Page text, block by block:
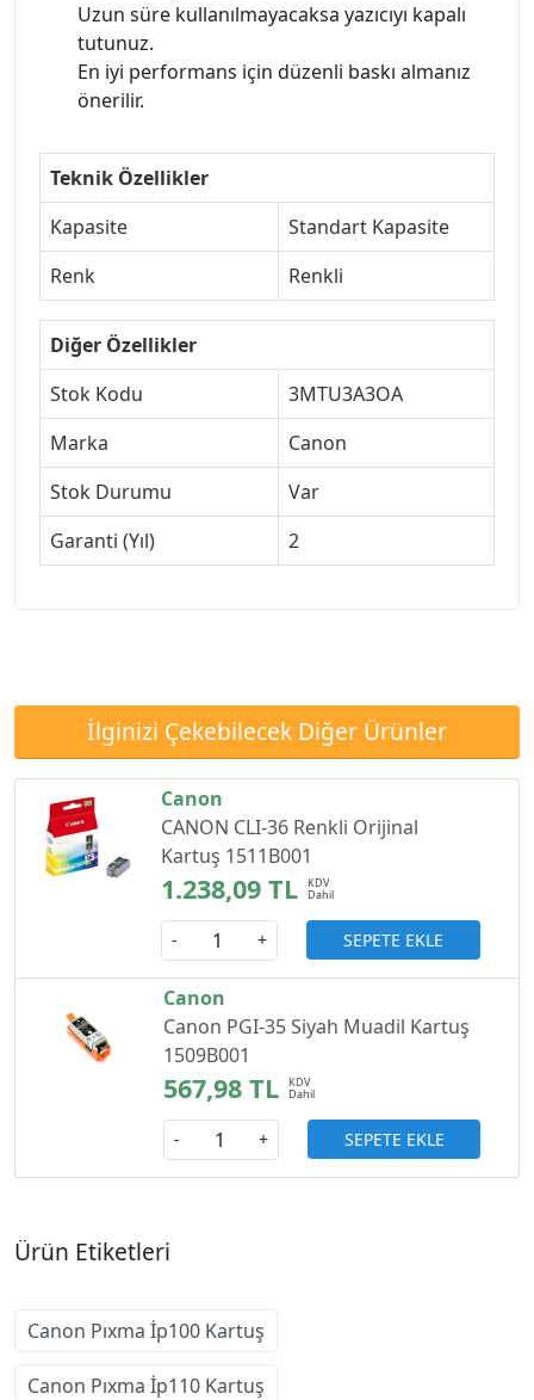
Uzun süre kullanılmayacaksa yazıcıyı kapalı
tutunuz.
En iyi performans için düzenli baskı almanız
önerilir.
Teknik Özellikler
Kapasite
Standart Kapasite
Renk
Renkli
Diğer Özellikler
Stok Kodu
3MTU3A3OA
Marka
Canon
Stok Durumu
Var
Garanti (Yıl)
2
İlginizi Çekebilecek Diğer Ürünler
Canon
CANON CLI-36 Renkli Orijinal
Kartuş 1511B001
1.238,09 TL
- + SEPETE EKLE
Canon
Canon PGI-35 Siyah Muadil Kartuş
1509B001
567,98 TL
- + SEPETE EKLE
Ürün Etiketleri
Canon Pıxma İp100 Kartuş
Canon Pıxma İp110 Kartuş